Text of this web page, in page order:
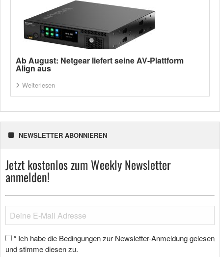
Ab August: Netgear liefert seine AV-Plattform
Align aus
Weiterlesen
NEWSLETTER ABONNIEREN
Jetzt kostenlos zum Weekly Newsletter
anmelden!
* Ich habe die Bedingungen zur Newsletter-Anmeldung gelesen
und stimme diesen zu.